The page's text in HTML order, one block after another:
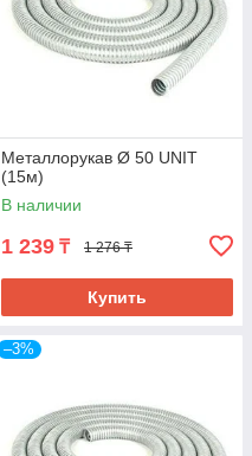
Металлорукав Ø 50 UNIT
(15м)
В наличии
1 239 ₸ 1 276 ₸
Купить
–3%